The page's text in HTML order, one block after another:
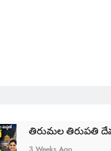
దేవస్థానం సంస్థలో